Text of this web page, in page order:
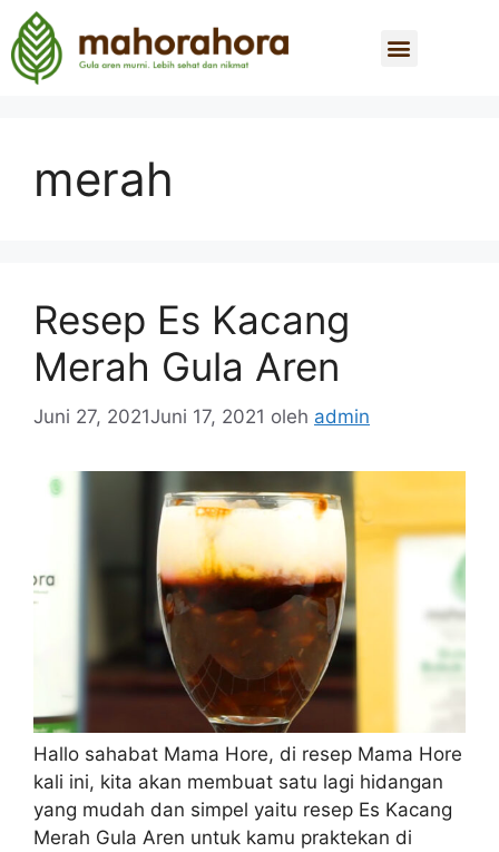
merah
Resep Es Kacang
Merah Gula Aren
Juni 27, 2021Juni 17, 2021 oleh admin
Hallo sahabat Mama Hore, di resep Mama Hore
kali ini, kita akan membuat satu lagi hidangan
yang mudah dan simpel yaitu resep Es Kacang
Merah Gula Aren untuk kamu praktekan di